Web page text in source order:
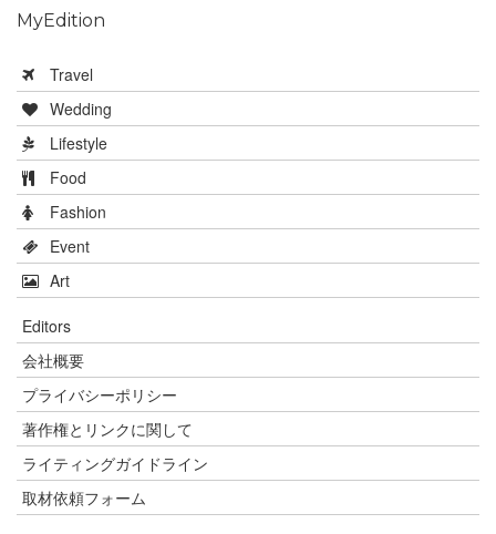
MyEdition
Travel
Wedding
Lifestyle
Food
Fashion
Event
Art
Editors
会社概要
プライバシーポリシー
著作権とリンクに関して
ライティングガイドライン
取材依頼フォーム